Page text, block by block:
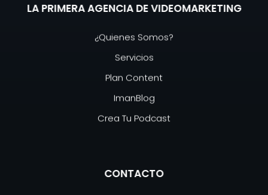
LA PRIMERA AGENCIA DE VIDEOMARKETING
¿Quienes Somos?
Servicios
Plan Content
ImanBlog
Crea Tu Podcast
CONTACTO